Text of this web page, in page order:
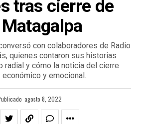
tras cierre de
con colaboradores de Radio
quienes contaron sus historias
radial y cómo la noticia del cierre
y emocional.
agosto 8, 2022